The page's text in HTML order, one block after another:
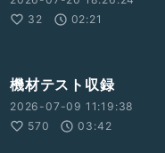
32
02:21
機材テスト収録
2026-07-09 11:19:38
570
03:42